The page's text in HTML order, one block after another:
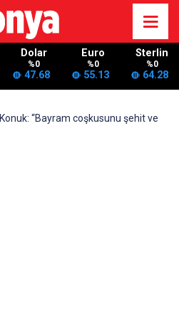
Dolar
%0
47.68
Euro
%0
55.13
Sterlin
%0
64.28
Konuk: “Bayram coşkusunu şehit ve